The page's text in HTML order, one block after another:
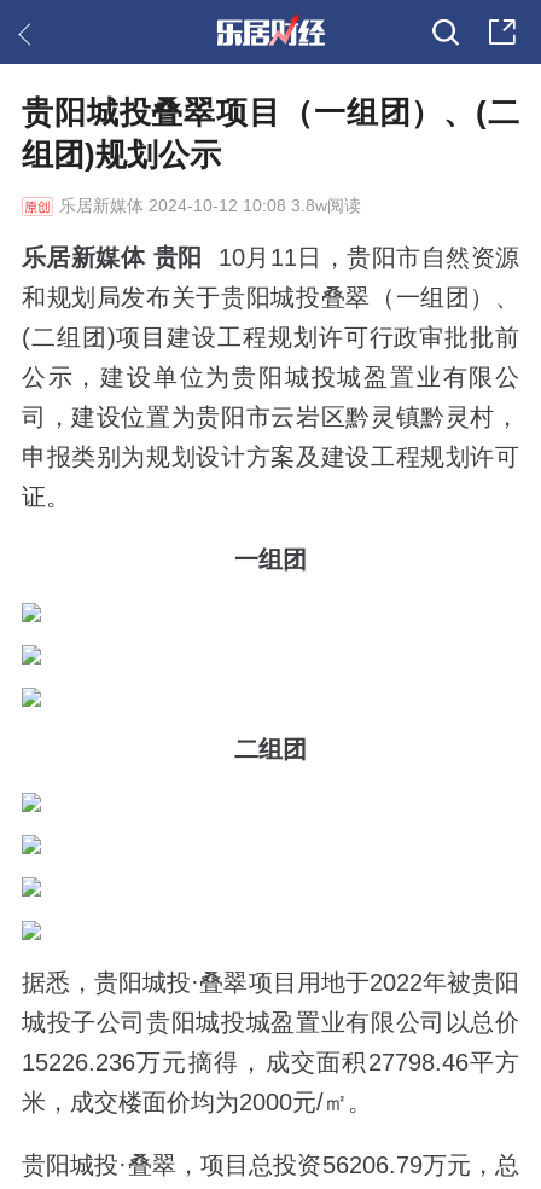
贵阳城投叠翠项目（一组团）、(二
组团)规划公示
乐居新媒体 2024-10-12 10:08 3.8w阅读
乐居新媒体 贵阳
10月11日，贵阳市自然资源
和规划局发布关于贵阳城投叠翠（一组团）、
(二组团)项目建设工程规划许可行政审批批前
公示，建设单位为贵阳城投城盈置业有限公
司，建设位置为贵阳市云岩区黔灵镇黔灵村，
申报类别为规划设计方案及建设工程规划许可
证。
一组团
二组团
据悉，贵阳城投·叠翠项目用地于2022年被贵阳
城投子公司贵阳城投城盈置业有限公司以总价
15226.236万元摘得，成交面积27798.46平方
米，成交楼面价均为2000元/㎡。
贵阳城投·叠翠，项目总投资56206.79万元，总